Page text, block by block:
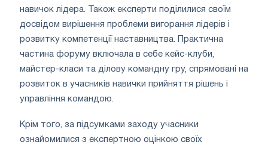
навичок лідера. Також експерти поділилися своїм
досвідом вирішення проблеми вигорання лідерів і
розвитку компетенції наставництва. Практична
частина форуму включала в себе кейс-клуби,
майстер-класи та ділову командну гру, спрямовані на
розвиток в учасників навички прийняття рішень і
управління командою.
Крім того, за підсумками заходу учасники
ознайомилися з експертною оцінкою своїх